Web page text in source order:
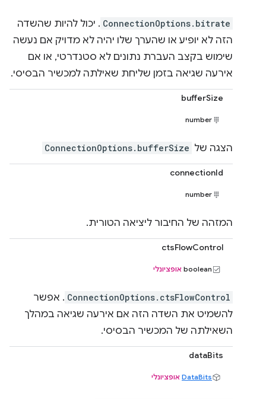
ConnectionOptions.bitrate . יכול להיות שהשדה
הזה לא יופיע או שהערך שלו יהיה לא מדויק אם נעשה
שימוש בקצב העברת נתונים לא סטנדרטי, או אם
אירעה שגיאה בזמן שליחת שאילתה למכשיר הבסיסי.
bufferSize
number
הצגה של ConnectionOptions.bufferSize
connectionId
number
המזהה של החיבור ליציאה הטורית.
ctsFlowControl
‫boolean אופציונלי
ConnectionOptions.ctsFlowControl . אפשר
להשמיט את השדה הזה אם אירעה שגיאה במהלך
השאילתה של המכשיר הבסיסי.
dataBits
DataBits אופציונלי